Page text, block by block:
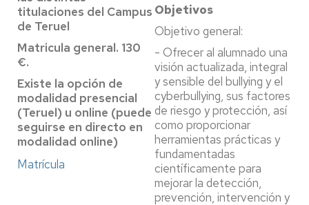
titulaciones del Campus
de Teruel
Matricula general. 130
€.
Existe la opción de
modalidad presencial
(Teruel) u online (puede
seguirse en directo en
modalidad online)
Matrícula
Objetivos
Objetivo general:
- Ofrecer al alumnado una
visión actualizada, integral
y sensible del bullying y el
cyberbullying, sus factores
de riesgo y protección, así
como proporcionar
herramientas prácticas y
fundamentadas
científicamente para
mejorar la detección,
prevención, intervención y